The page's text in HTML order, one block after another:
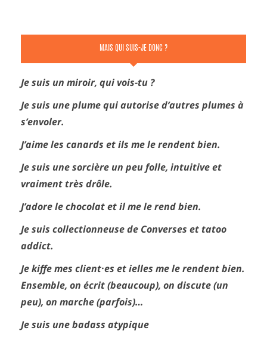
MAIS QUI SUIS-JE DONC ?
Je suis un miroir, qui vois-tu ?
Je suis une plume qui autorise d’autres plumes à
s’envoler.
J’aime les canards et ils me le rendent bien.
Je suis une sorcière un peu folle, intuitive et
vraiment très drôle.
J’adore le chocolat et il me le rend bien.
Je suis collectionneuse de Converses et tatoo
addict.
Je kiffe mes client·es et ielles me le rendent bien.
Ensemble, on écrit (beaucoup), on discute (un
peu), on marche (parfois)…
Je suis une badass atypique